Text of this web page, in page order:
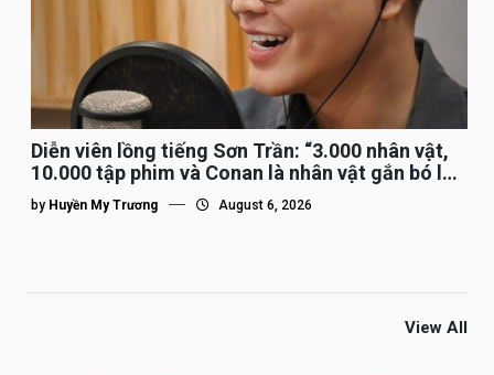
Diễn viên lồng tiếng Sơn Trần: “3.000 nhân vật,
10.000 tập phim và Conan là nhân vật gắn bó lâu
nhất”
by Huyền My Trương August 6, 2026
View All